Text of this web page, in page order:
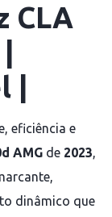
CLA
|
eficiência e
AMG de 2023
dinâmico que